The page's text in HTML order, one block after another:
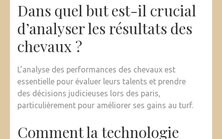
Dans quel but est-il crucial
d’analyser les résultats des
chevaux ?
L’analyse des performances des chevaux est
essentielle pour évaluer leurs talents et prendre
des décisions judicieuses lors des paris,
particulièrement pour améliorer ses gains au turf.
Comment la technologie